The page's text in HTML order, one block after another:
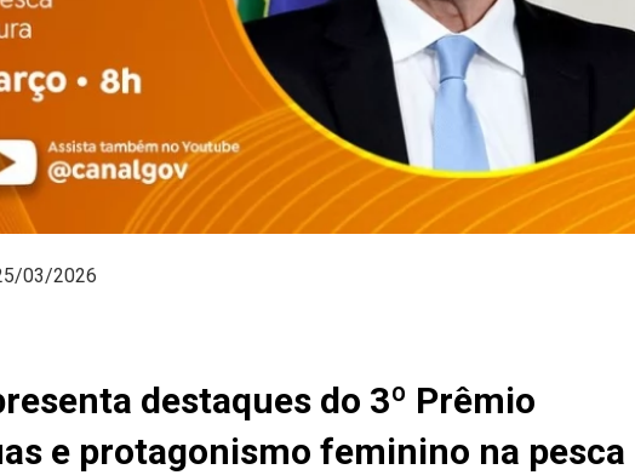
03/2026
destaques do 3º Prêmio
e protagonismo feminino na pesca